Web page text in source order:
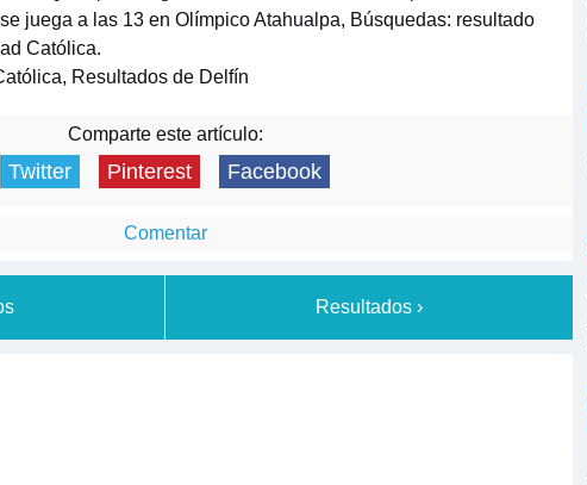
juega a las 13 en Olímpico Atahualpa, Búsquedas: resultado
Católica.
Resultados de Delfín
Comparte este artículo:
Twitter Pinterest Facebook
Comentar
Resultados ›